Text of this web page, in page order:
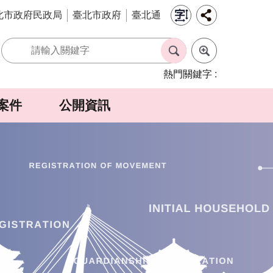
市政府民政局 臺北市政府 臺北通
熱門關鍵字
件 公開資訊